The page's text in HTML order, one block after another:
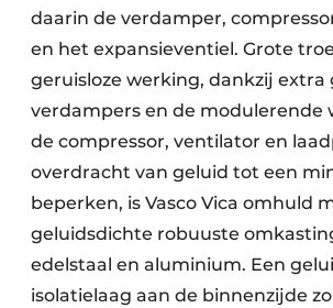
daarin de verdamper,
en het expansieventiel. Grote
geruisloze werking, dankzij extra
verdampers en de modulerende
de compressor, ventilator en
overdracht van geluid tot een
beperken, is Vasco Vica omhuld
geluidsdichte robuuste
edelstaal en aluminium. Een
isolatielaag aan de binnenzijde